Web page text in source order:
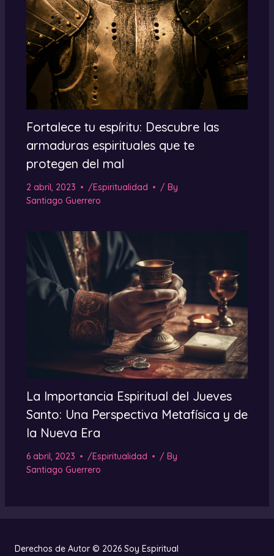
Fortalece tu espíritu: Descubre las
armaduras espirituales que te
protegen del mal
2 abril, 2023 /Espiritualidad
/ By
Santiago Guerrero
La Importancia Espiritual del Jueves
Santo: Una Perspectiva Metafísica y de
la Nueva Era
6 abril, 2023 /Espiritualidad
/ By
Santiago Guerrero
Derechos de Autor © 2026 Soy Espiritual